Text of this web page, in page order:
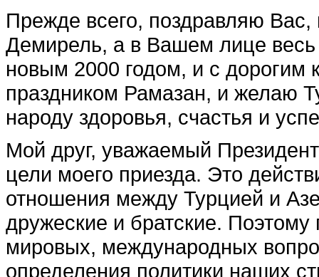
Прежде всего, поздравляю
Демирель, а в Вашем лице весь
новым 2000 годом, и с дорогим
праздником Рамазан, и желаю
народу здоровья, счастья и
Мой друг, уважаемый
цели моего приезда. Это
отношения между Турцией и
дружеские и братские.
мировых, международных
определения политики наших